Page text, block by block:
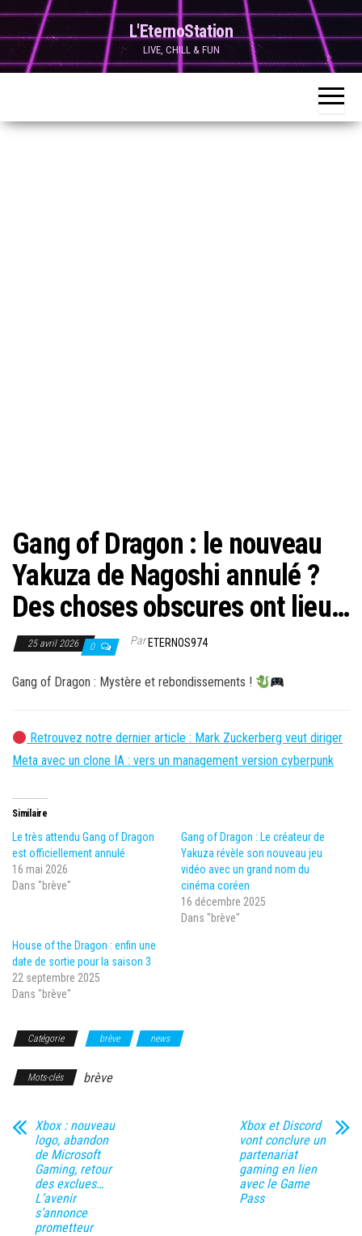
Skip
to
content
L'EternoStation
LIVE, CHILL & FUN
Gang of Dragon : le nouveau
Yakuza de Nagoshi annulé ?
Des choses obscures ont lieu…
25 avril 2026 0 ParETERNOS974
Gang of Dragon : Mystère et rebondissements !
Retrouvez notre dernier article : Mark Zuckerberg veut diriger
Meta avec un clone IA : vers un management version cyberpunk
Similaire
Le très attendu Gang of Dragon
est officiellement annulé
16 mai 2026
Dans "brève"
Gang of Dragon : Le créateur de
Yakuza révèle son nouveau jeu
vidéo avec un grand nom du
cinéma coréen
16 décembre 2025
Dans "brève"
House of the Dragon : enfin une
date de sortie pour la saison 3
22 septembre 2025
Dans "brève"
Catégorie brève news
Mots-clés brève
Xbox : nouveau
logo, abandon
de Microsoft
Gaming, retour
des exclues…
L’avenir
s’annonce
prometteur
Xbox et Discord
vont conclure un
partenariat
gaming en lien
avec le Game
Pass